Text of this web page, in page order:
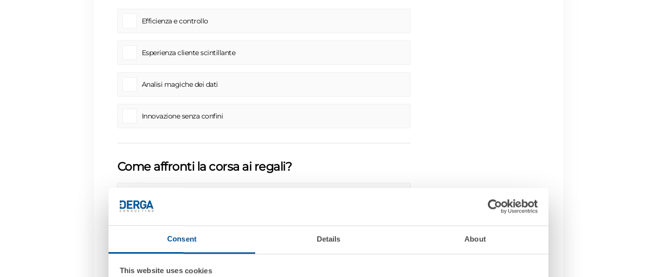
Consent Details About
This website uses cookies
Efficienza e controllo
Esperienza cliente scintillante
Analisi magiche dei dati
Innovazione senza confini
Come affronti la corsa ai regali?
Pianifico tutto con precisione